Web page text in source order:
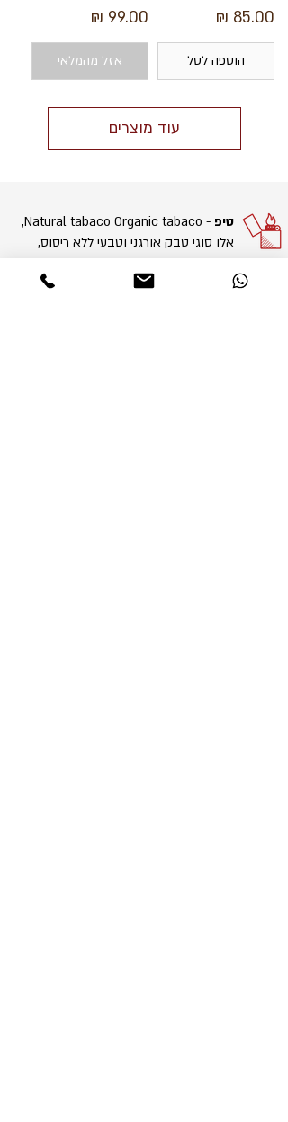
מחיר
הוספה לסל
מחיר
אזל מהמלאי
עוד מוצרים
טיפ
- Natural tabaco Organic tabaco,
אלו סוגי טבק אורגני וטבעי ללא ריסוס,